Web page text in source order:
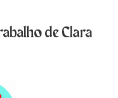
de Clara